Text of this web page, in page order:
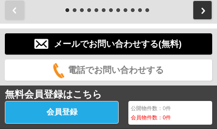
メールでお問い合わせする(無料)
電話でお問い合わせする
無料会員登録はこちら
会員登録 公開物件数：0件
会員物件数：0件